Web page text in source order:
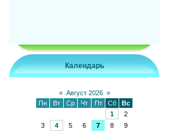
Календарь
« Август 2026 »
Пн
Вт Ср Чт Пт Сб
Вс
1
2
3
4 5 6 7 8
9